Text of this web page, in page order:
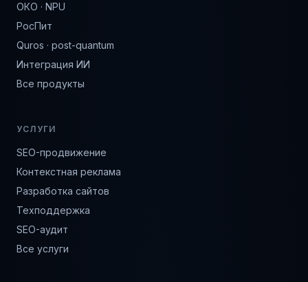
ОКО · NPU
РосПит
Quros · post-quantum
Интеграция ИИ
Все продукты
УСЛУГИ
SEO-продвижение
Контекстная реклама
Разработка сайтов
Техподдержка
SEO-аудит
Все услуги